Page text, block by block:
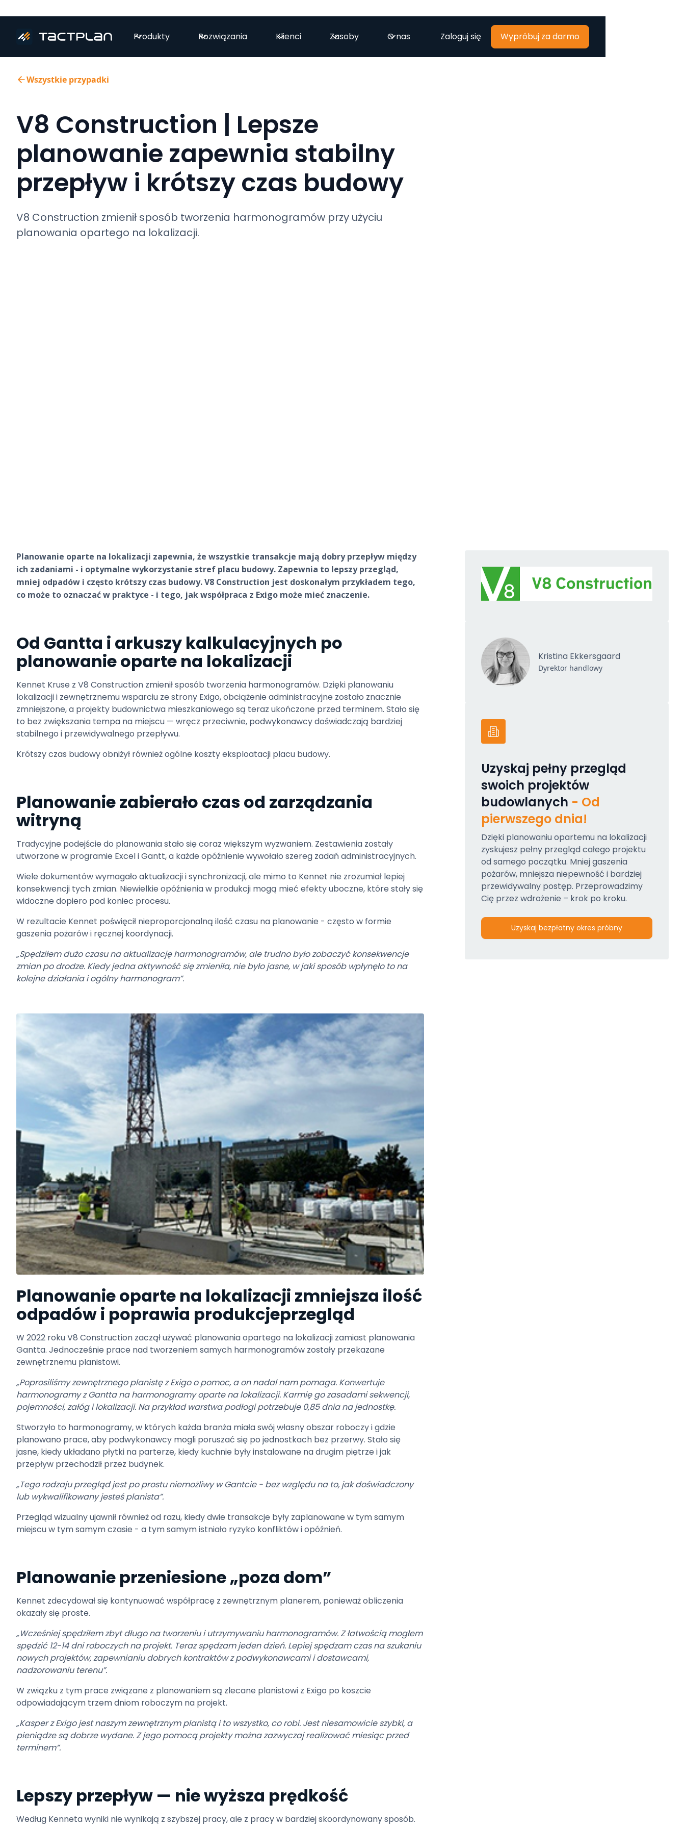
Produkty Rozwiązania Klienci Zasoby O nas Zaloguj się Wypróbuj za darmo
Wszystkie przypadki
V8 Construction | Lepsze
planowanie zapewnia stabilny
przepływ i krótszy czas budowy
V8 Construction zmienił sposób tworzenia harmonogramów przy użyciu
planowania opartego na lokalizacji.
Planowanie oparte na lokalizacji zapewnia, że wszystkie transakcje mają dobry przepływ między
ich zadaniami - i optymalne wykorzystanie stref placu budowy. Zapewnia to lepszy przegląd,
mniej odpadów i często krótszy czas budowy. V8 Construction jest doskonałym przykładem tego,
co może to oznaczać w praktyce - i tego, jak współpraca z Exigo może mieć znaczenie.
Od Gantta i arkuszy kalkulacyjnych po
planowanie oparte na lokalizacji
Kennet Kruse z V8 Construction zmienił sposób tworzenia harmonogramów. Dzięki planowaniu
lokalizacji i zewnętrznemu wsparciu ze strony Exigo, obciążenie administracyjne zostało znacznie
zmniejszone, a projekty budownictwa mieszkaniowego są teraz ukończone przed terminem. Stało się
to bez zwiększania tempa na miejscu — wręcz przeciwnie, podwykonawcy doświadczają bardziej
stabilnego i przewidywalnego przepływu.
Krótszy czas budowy obniżył również ogólne koszty eksploatacji placu budowy.
Planowanie zabierało czas od zarządzania
witryną
Tradycyjne podejście do planowania stało się coraz większym wyzwaniem. Zestawienia zostały
utworzone w programie Excel i Gantt, a każde opóźnienie wywołało szereg zadań administracyjnych.
Wiele dokumentów wymagało aktualizacji i synchronizacji, ale mimo to Kennet nie zrozumiał lepiej
konsekwencji tych zmian. Niewielkie opóźnienia w produkcji mogą mieć efekty uboczne, które stały się
widoczne dopiero pod koniec procesu.
W rezultacie Kennet poświęcił nieproporcjonalną ilość czasu na planowanie - często w formie
gaszenia pożarów i ręcznej koordynacji.
„Spędziłem dużo czasu na aktualizację harmonogramów, ale trudno było zobaczyć konsekwencje
zmian po drodze. Kiedy jedna aktywność się zmieniła, nie było jasne, w jaki sposób wpłynęło to na
kolejne działania i ogólny harmonogram”.
Planowanie oparte na lokalizacji zmniejsza ilość
odpadów i poprawia produkcjeprzegląd
W 2022 roku V8 Construction zaczął używać planowania opartego na lokalizacji zamiast planowania
Gantta. Jednocześnie prace nad tworzeniem samych harmonogramów zostały przekazane
zewnętrznemu planistowi.
„Poprosiliśmy zewnętrznego planistę z Exigo o pomoc, a on nadal nam pomaga. Konwertuje
harmonogramy z Gantta na harmonogramy oparte na lokalizacji. Karmię go zasadami sekwencji,
pojemności, załóg i lokalizacji. Na przykład warstwa podłogi potrzebuje 0,85 dnia na jednostkę.
Stworzyło to harmonogramy, w których każda branża miała swój własny obszar roboczy i gdzie
planowano prace, aby podwykonawcy mogli poruszać się po jednostkach bez przerwy. Stało się
jasne, kiedy układano płytki na parterze, kiedy kuchnie były instalowane na drugim piętrze i jak
przepływ przechodził przez budynek.
„Tego rodzaju przegląd jest po prostu niemożliwy w Gantcie - bez względu na to, jak doświadczony
lub wykwalifikowany jesteś planista”.
Przegląd wizualny ujawnił również od razu, kiedy dwie transakcje były zaplanowane w tym samym
miejscu w tym samym czasie - a tym samym istniało ryzyko konfliktów i opóźnień.
Planowanie przeniesione „poza dom”
Kennet zdecydował się kontynuować współpracę z zewnętrznym planerem, ponieważ obliczenia
okazały się proste.
„Wcześniej spędziłem zbyt długo na tworzeniu i utrzymywaniu harmonogramów. Z łatwością mogłem
spędzić 12-14 dni roboczych na projekt. Teraz spędzam jeden dzień. Lepiej spędzam czas na szukaniu
nowych projektów, zapewnianiu dobrych kontraktów z podwykonawcami i dostawcami,
nadzorowaniu terenu”.
W związku z tym prace związane z planowaniem są zlecane planistowi z Exigo po koszcie
odpowiadającym trzem dniom roboczym na projekt.
„Kasper z Exigo jest naszym zewnętrznym planistą i to wszystko, co robi. Jest niesamowicie szybki, a
pieniądze są dobrze wydane. Z jego pomocą projekty można zazwyczaj realizować miesiąc przed
terminem”.
Lepszy przepływ — nie wyższa prędkość
Według Kenneta wyniki nie wynikają z szybszej pracy, ale z pracy w bardziej skoordynowany sposób.
Kristina Ekkersgaard
Dyrektor handlowy
Uzyskaj pełny przegląd
swoich projektów
budowlanych - Od
pierwszego dnia!
Dzięki planowaniu opartemu na lokalizacji
zyskujesz pełny przegląd całego projektu
od samego początku. Mniej gaszenia
pożarów, mniejsza niepewność i bardziej
przewidywalny postęp. Przeprowadzimy
Cię przez wdrożenie – krok po kroku.
Uzyskaj bezpłatny okres próbny